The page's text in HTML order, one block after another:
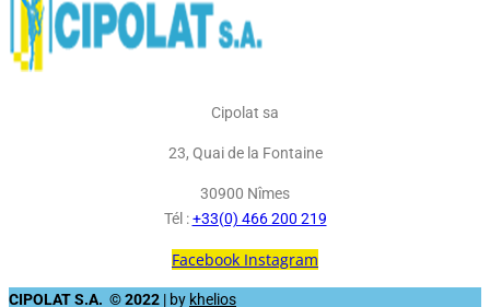
Cipolat sa
23, Quai de la Fontaine
30900 Nîmes
Tél :+33(0) 466 200 219
Facebook Instagram
CIPOLAT S.A. © 2022 | by khelios